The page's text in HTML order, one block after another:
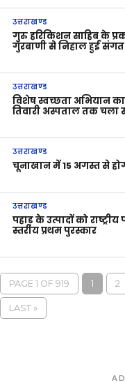
उत्तराखण्ड
गुरु हरिकिशन साहिब के
गुरबाणी से निहाल हुई संगत
उत्तराखण्ड
विशेष स्वच्छता अभियान
तिवारी अस्पताल तक चला
उत्तराखण्ड
चूनाखान में 15 अगस्त से
उत्तराखण्ड
पहाड़ के उत्पादों को
स्तरीय प्रथम पुरस्कार
PAGE 1 OF 919 1 2
LAST »